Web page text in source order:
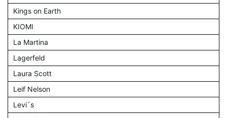
Kings on Earth
KIOMI
La Martina
Lagerfeld
Laura Scott
Leif Nelson
Levi´s